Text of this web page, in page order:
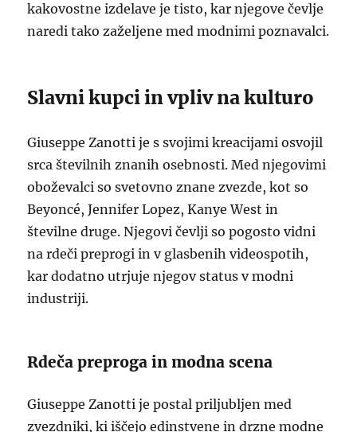
kakovostne izdelave je tisto, kar njegove čevlje
naredi tako zaželjene med modnimi poznavalci.
Slavni kupci in vpliv na kulturo
Giuseppe Zanotti je s svojimi kreacijami osvojil
srca številnih znanih osebnosti. Med njegovimi
oboževalci so svetovno znane zvezde, kot so
Beyoncé, Jennifer Lopez, Kanye West in
številne druge. Njegovi čevlji so pogosto vidni
na rdeči preprogi in v glasbenih videospotih,
kar dodatno utrjuje njegov status v modni
industriji.
Rdeča preproga in modna scena
Giuseppe Zanotti je postal priljubljen med
zvezdniki, ki iščejo edinstvene in drzne modne